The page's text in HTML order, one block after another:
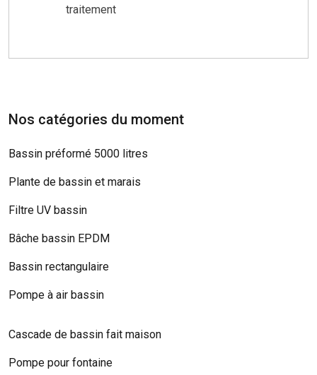
traitement
Nos catégories du moment
Bassin préformé 5000 litres
Plante de bassin et marais
Filtre UV bassin
Bâche bassin EPDM
Bassin rectangulaire
Pompe à air bassin
Cascade de bassin fait maison
Pompe pour fontaine